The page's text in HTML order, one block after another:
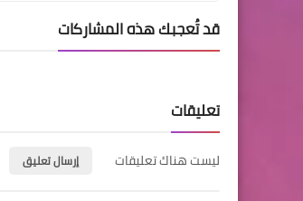
قد تُعجبك هذه المشاركات
تعليقات
ليست هناك تعليقات إرسال تعليق